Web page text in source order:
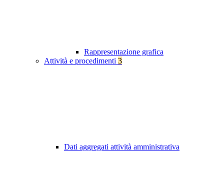
Rappresentazione grafica
Attività e procedimenti 3
Dati aggregati attività amministrativa